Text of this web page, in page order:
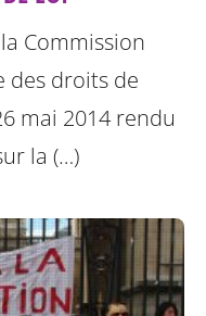
Commission
des droits de
mai 2014 rendu
la (…)